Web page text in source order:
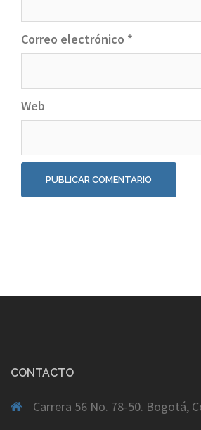
Correo electrónico *
Web
CONTACTO
Carrera 56 No. 78-50. Bogotá,